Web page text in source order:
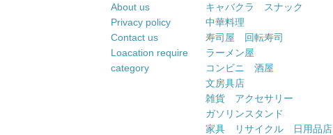
About us
Privacy policy
Contact us
Loacation require
category
キャバクラ スナック
中華料理
寿司屋 回転寿司
ラーメン屋
コンビニ 酒屋
文房具店
雑貨 アクセサリー
ガソリンスタンド
家具 リサイクル 日用品店